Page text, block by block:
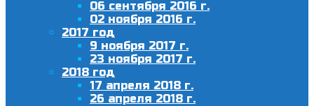
06 сентября 2016 г.
02 ноября 2016 г.
2017 год
9 ноября 2017 г.
23 ноября 2017 г.
2018 год
17 апреля 2018 г.
26 апреля 2018 г.